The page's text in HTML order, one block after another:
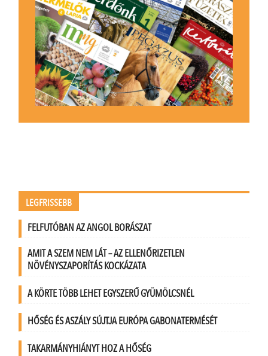
LEGFRISSEBB
FELFUTÓBAN AZ ANGOL BORÁSZAT
AMIT A SZEM NEM LÁT – AZ ELLENŐRIZETLEN
NÖVÉNYSZAPORÍTÁS KOCKÁZATA
A KÖRTE TÖBB LEHET EGYSZERŰ GYÜMÖLCSNÉL
HŐSÉG ÉS ASZÁLY SÚJTJA EURÓPA GABONATERMÉSÉT
TAKARMÁNYHIÁNYT HOZ A HŐSÉG